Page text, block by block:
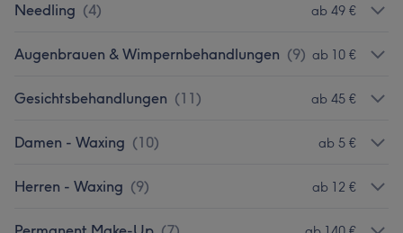
Needling (4) ab 49 €
Augenbrauen & Wimpernbehandlungen (9) ab 10 €
Gesichtsbehandlungen (11) ab 45 €
Damen - Waxing (10) ab 5 €
Herren - Waxing (9) ab 12 €